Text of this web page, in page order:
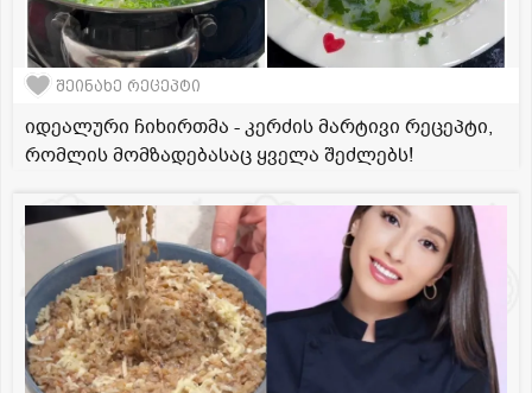
შეინახე რეცეპტი
იდეალური ჩიხირთმა - კერძის მარტივი რეცეპტი,
რომლის მომზადებასაც ყველა შეძლებს!